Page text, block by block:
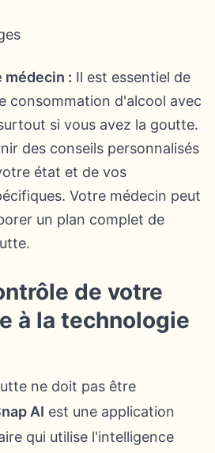
médecin : Il est essentiel de
consommation d'alcool avec
si vous avez la goutte.
des conseils personnalisés
état et de vos
Votre médecin peut
un plan complet de
de votre
à la technologie
ne doit pas être
AI est une application
qui utilise l'intelligence